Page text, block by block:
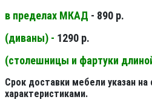
в пределах МКАД - 890 р.
(диваны) - 1290 р.
(столешницы и фартуки
Срок доставки мебели указан на
характеристиками.